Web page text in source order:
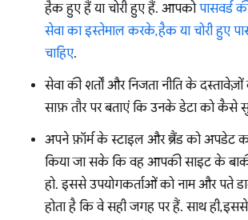
हैक हुए हैं या चोरी हुए हैं. आपकोपासवर्ड
सेवा का इस्तेमाल करके, हैक या चोरी हुए
चाहिए.
सेवा की शर्तों और निजता नीति के
साफ़ तौर पर बताएं कि उनके डेटा को कैसे
अपने फ़ॉर्म के स्टाइल और ब्रैंड को अपडेट
किया जा सके कि वह आपकी साइट के
हो. इससे उपयोगकर्ताओं को नाम और पते
होता है कि वे सही जगह पर हैं. साथ ही,